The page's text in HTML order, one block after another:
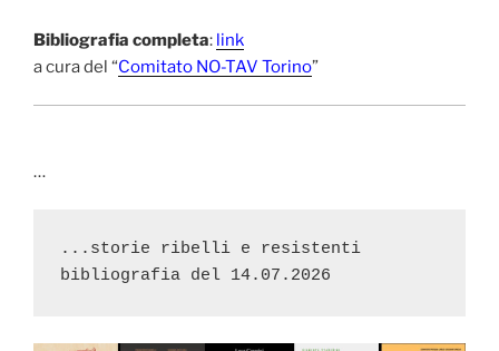
Bibliografia completa: link
a cura del “Comitato NO-TAV Torino”
…
...storie ribelli e resistenti